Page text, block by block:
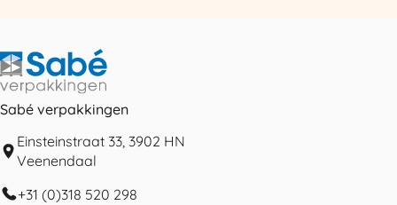
Sabé verpakkingen
Einsteinstraat 33, 3902 HN
Veenendaal
+31 (0)318 520 298